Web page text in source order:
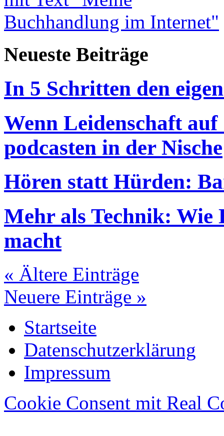
Neueste Beiträge
In 5 Schritten den
Wenn Leidenschaft
podcasten in der Nische
Hören statt Hürden:
Mehr als Technik: Wie
macht
« Ältere Einträge
Neuere Einträge »
Startseite
Datenschutzerklärung
Impressum
Cookie Consent mit Real